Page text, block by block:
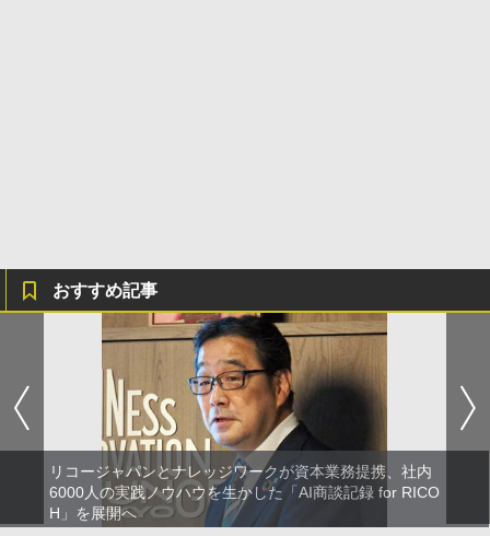
おすすめ記事
リコージャパンとナレッジワークが資本業務提携、社内
6000人の実践ノウハウを生かした「AI商談記録 for RICO
H」を展開へ